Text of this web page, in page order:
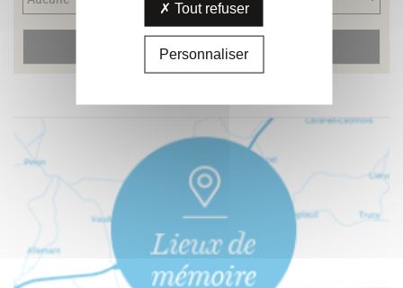
Tout refuser
Personnaliser